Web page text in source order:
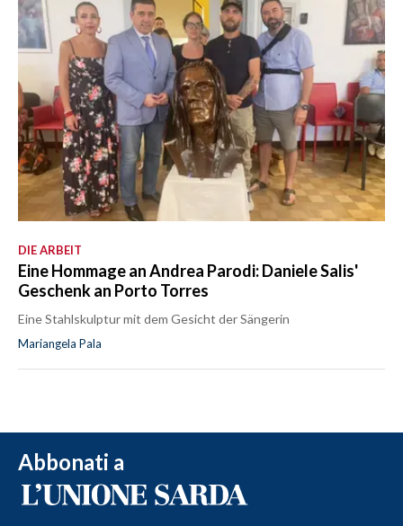
DIE ARBEIT
Eine Hommage an Andrea Parodi: Daniele Salis'
Geschenk an Porto Torres
Eine Stahlskulptur mit dem Gesicht der Sängerin
Mariangela Pala
Abbonati a